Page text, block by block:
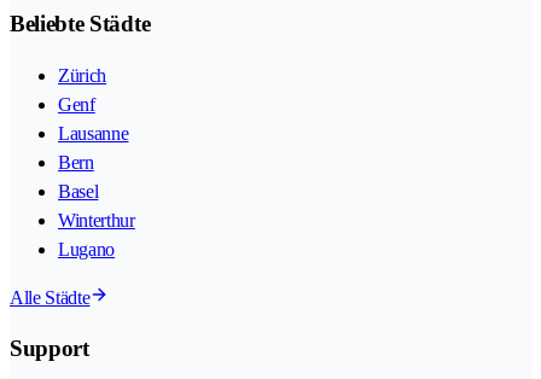
Beliebte Städte
Zürich
Genf
Lausanne
Bern
Basel
Winterthur
Lugano
Alle Städte
Support